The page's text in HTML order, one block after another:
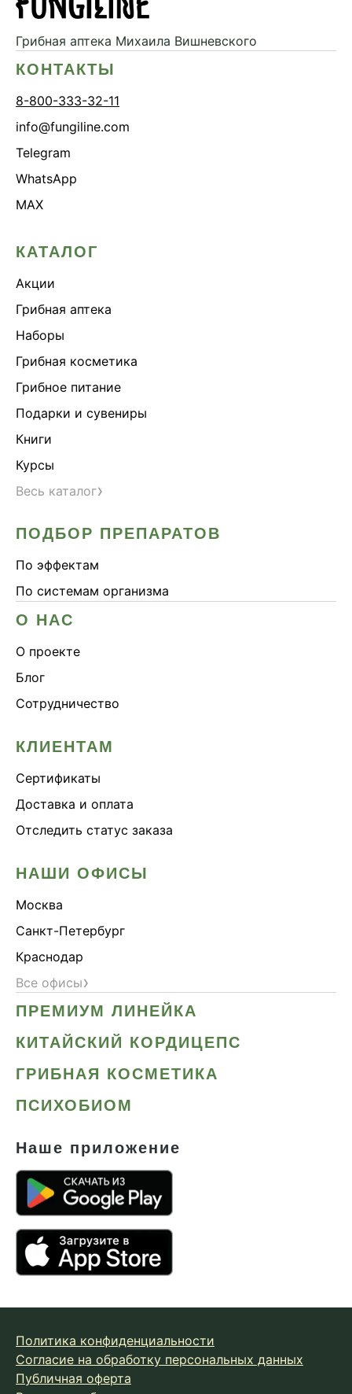
Грибная аптека Михаила Вишневского
КОНТАКТЫ
8-800-333-32-11
info@fungiline.com
Telegram
WhatsApp
MAX
КАТАЛОГ
Акции
Грибная аптека
Наборы
Грибная косметика
Грибное питание
Подарки и сувениры
Книги
Курсы
Весь каталог›
ПОДБОР ПРЕПАРАТОВ
По эффектам
По системам организма
О НАС
О проекте
Блог
Сотрудничество
КЛИЕНТАМ
Сертификаты
Доставка и оплата
Отследить статус заказа
НАШИ ОФИСЫ
Москва
Санкт-Петербург
Краснодар
Все офисы›
ПРЕМИУМ ЛИНЕЙКА
КИТАЙСКИЙ КОРДИЦЕПС
ГРИБНАЯ КОСМЕТИКА
ПСИХОБИОМ
Наше приложение
Политика конфиденциальности
Согласие на обработку персональных данных
Публичная оферта